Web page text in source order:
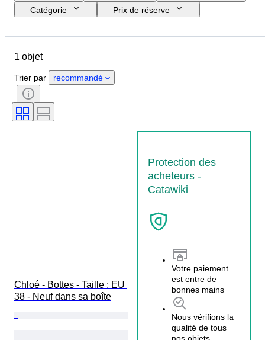
Catégorie
Prix de réserve
Pays d’origine
Genre
État
Accessoires inclus
Pointure
1 objet
Trier par recommandé
Chloé - Bottes - Taille : EU
38 - Neuf dans sa boîte
Protection des
acheteurs -
Catawiki
Votre paiement
est entre de
bonnes mains
Nous vérifions la
qualité de tous
nos objets